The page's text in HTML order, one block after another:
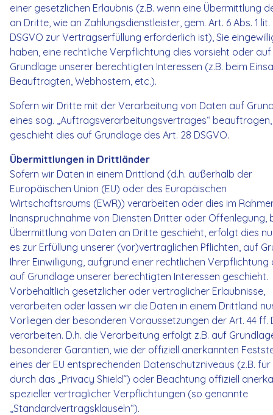
einer gesetzlichen Erlaubnis (z.B. wenn eine Übermittlung
an Dritte, wie an Zahlungsdienstleister, gem. Art. 6 Abs. 1 lit.
DSGVO zur Vertragserfüllung erforderlich ist), Sie
haben, eine rechtliche Verpflichtung dies vorsieht oder auf
Grundlage unserer berechtigten Interessen (z.B. beim
Beauftragten, Webhostern, etc.).
Sofern wir Dritte mit der Verarbeitung von Daten auf
eines sog. „Auftragsverarbeitungsvertrages“ beauftragen,
geschieht dies auf Grundlage des Art. 28 DSGVO.
Übermittlungen in Drittländer
Sofern wir Daten in einem Drittland (d.h. außerhalb der
Europäischen Union (EU) oder des Europäischen
Wirtschaftsraums (EWR)) verarbeiten oder dies im
Inanspruchnahme von Diensten Dritter oder Offenlegung,
Übermittlung von Daten an Dritte geschieht, erfolgt dies
es zur Erfüllung unserer (vor)vertraglichen Pflichten, auf
Ihrer Einwilligung, aufgrund einer rechtlichen Verpflichtung
auf Grundlage unserer berechtigten Interessen geschieht.
Vorbehaltlich gesetzlicher oder vertraglicher Erlaubnisse,
verarbeiten oder lassen wir die Daten in einem Drittland
Vorliegen der besonderen Voraussetzungen der Art. 44 ff.
verarbeiten. D.h. die Verarbeitung erfolgt z.B. auf
besonderer Garantien, wie der offiziell anerkannten
eines der EU entsprechenden Datenschutzniveaus (z.B. für
durch das „Privacy Shield“) oder Beachtung offiziell
spezieller vertraglicher Verpflichtungen (so genannte
„Standardvertragsklauseln“).